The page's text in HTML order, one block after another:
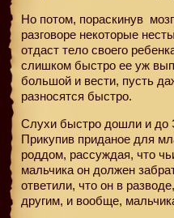
Но потом, пораскинув
разговоре некоторые
отдаст тело своего
слишком быстро ее уж
большой и вести, пусть
разносятся быстро.
Слухи быстро дошли и до
Прикупив приданое для
роддом, рассуждая, что
мальчика он должен
ответили, что он в
другим, и вообще,